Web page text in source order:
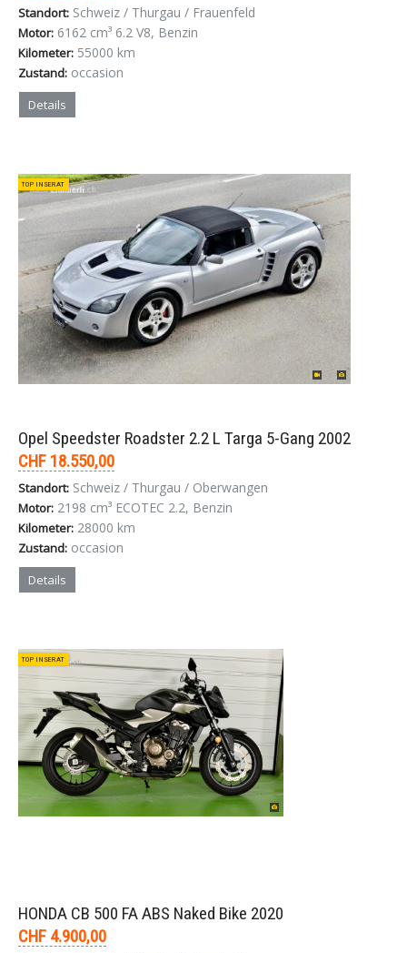
Standort: Schweiz / Thurgau / Frauenfeld
Motor: 6162 cm³ 6.2 V8, Benzin
Kilometer: 55000 km
Zustand: occasion
Details
TOP INSERAT
Opel Speedster Roadster 2.2 L Targa 5-Gang 2002
CHF 18.550,00
Standort: Schweiz / Thurgau / Oberwangen
Motor: 2198 cm³ ECOTEC 2.2, Benzin
Kilometer: 28000 km
Zustand: occasion
Details
TOP INSERAT
HONDA CB 500 FA ABS Naked Bike 2020
CHF 4.900,00